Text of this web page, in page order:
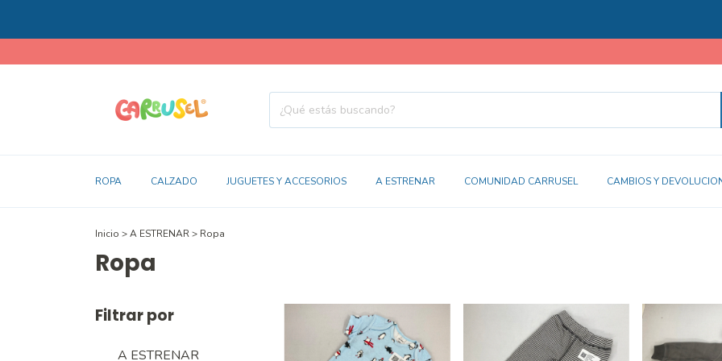
3
ROPA CALZADO JUGUETES Y ACCESORIOS A ESTRENAR COMUNIDAD CARRUSEL CAMBIOS Y
Inicio >A ESTRENAR> Ropa
Ropa
Filtrar por
A ESTRENAR